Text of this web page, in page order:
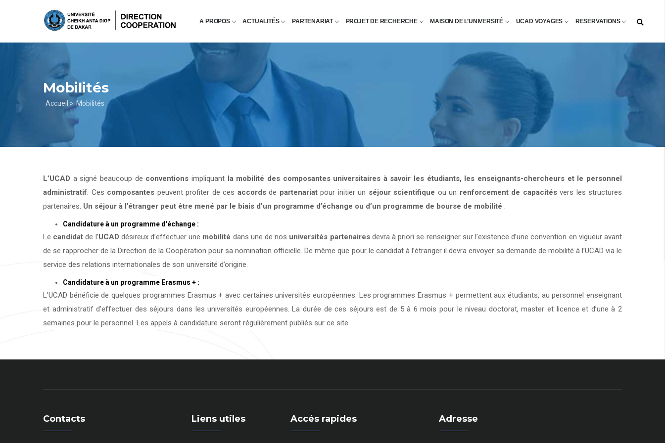
principal
A PROPOS ACTUALITÉS PARTENARIAT PROJET DE RECHERCHE MAISON DE L’UNIVERSITÉ UCAD VOYAGES RESERVATIONS
Mobilités
Fil
d'Ariane
Accueil > Mobilités
L’UCAD a signé beaucoup de conventions impliquant la mobilité des composantes universitaires à savoir les étudiants, les enseignants-chercheurs et le personnel
administratif. Ces composantes peuvent profiter de ces accordsde partenariatpour initier un séjour scientifique ou un renforcement de capacitésvers les structures
partenaires. Un séjour à l’étranger peut être mené par le biais d’un programme d’échange ou d’un programme de bourse de mobilité :
Candidature à un programme d'échange :
Le candidat de l’UCAD désireux d’effectuer une mobilité dans une de nos universités partenairesdevra à priori se renseigner sur l’existence d’une convention en vigueur avant
de se rapprocher de la Direction de la Coopération pour sa nomination officielle. De même que pour le candidat à l’étranger il devra envoyer sa demande de mobilité à l’UCAD via le
service des relations internationales de son université d’origine.
Candidature à un programme Erasmus + :
L’UCAD bénéficie de quelques programmes Erasmus + avec certaines universités européennes. Les programmes Erasmus + permettent aux étudiants, au personnel enseignant
et administratif d’effectuer des séjours dans les universités européennes. La durée de ces séjours est de 5 à 6 mois pour le niveau doctorat, master et licence et d’une à 2
semaines pour le personnel. Les appels à candidature seront régulièrement publiés sur ce site.
Contacts Liens utiles Accés rapides Adresse